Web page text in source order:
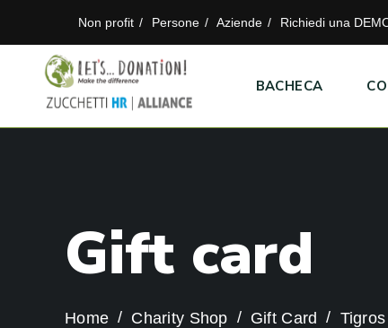
Non profit Persone Aziende Richiedi una
BACHECA
Gift card
Home Charity Shop Gift Card